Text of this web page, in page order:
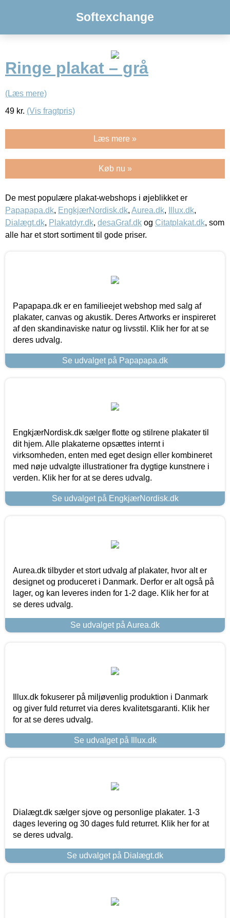
Softexchange
Ringe plakat – grå
(Læs mere)
49 kr. (Vis fragtpris)
Læs mere »
Køb nu »
De mest populære plakat-webshops i øjeblikket er
Papapapa.dk, EngkjærNordisk.dk, Aurea.dk, Illux.dk,
Dialægt.dk, Plakatdyr.dk, desaGraf.dk og Citatplakat.dk, som
alle har et stort sortiment til gode priser.
Papapapa.dk er en familieejet webshop med salg af
plakater, canvas og akustik. Deres Artworks er inspireret
af den skandinaviske natur og livsstil. Klik her for at se
deres udvalg.
Se udvalget på Papapapa.dk
EngkjærNordisk.dk sælger flotte og stilrene plakater til
dit hjem. Alle plakaterne opsættes internt i
virksomheden, enten med eget design eller kombineret
med nøje udvalgte illustrationer fra dygtige kunstnere i
verden. Klik her for at se deres udvalg.
Se udvalget på EngkjærNordisk.dk
Aurea.dk tilbyder et stort udvalg af plakater, hvor alt er
designet og produceret i Danmark. Derfor er alt også på
lager, og kan leveres inden for 1-2 dage. Klik her for at
se deres udvalg.
Se udvalget på Aurea.dk
Illux.dk fokuserer på miljøvenlig produktion i Danmark
og giver fuld returret via deres kvalitetsgaranti. Klik her
for at se deres udvalg.
Se udvalget på Illux.dk
Dialægt.dk sælger sjove og personlige plakater. 1-3
dages levering og 30 dages fuld returret. Klik her for at
se deres udvalg.
Se udvalget på Dialægt.dk